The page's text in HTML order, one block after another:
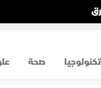
تكنولوجيا صحة